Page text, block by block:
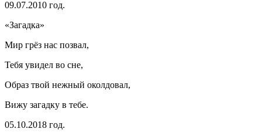
09.07.2010 год.
«Загадка»
Мир грёз нас позвал,
Тебя увидел во сне,
Образ твой нежный околдовал,
Вижу загадку в тебе.
05.10.2018 год.